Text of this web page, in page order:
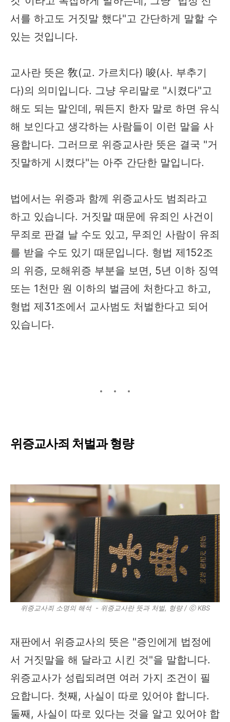
서를 하고도 거짓말 했다"고 간단하게 말할 수
있는 것입니다.
교사란 뜻은 敎(교. 가르치다) 唆(사. 부추기
다)의 의미입니다. 그냥 우리말로 "시켰다"고
해도 되는 말인데, 뭐든지 한자 말로 하면 유식
해 보인다고 생각하는 사람들이 이런 말을 사
용합니다. 그러므로 위증교사란 뜻은 결국 "거
짓말하게 시켰다"는 아주 간단한 말입니다.
법에서는 위증과 함께 위증교사도 범죄라고
하고 있습니다. 거짓말 때문에 유죄인 사건이
무죄로 판결 날 수도 있고, 무죄인 사람이 유죄
를 받을 수도 있기 때문입니다. 형법 제152조
의 위증, 모해위증 부분을 보면, 5년 이하 징역
또는 1천만 원 이하의 벌금에 처한다고 하고,
형법 제31조에서 교사범도 처벌한다고 되어
있습니다.
위증교사죄 처벌과 형량
위증교사죄 소명의 해석 - 위증교사란 뜻과 처벌, 형량 / ⓒ KBS
재판에서 위증교사의 뜻은 "증인에게 법정에
서 거짓말을 해 달라고 시킨 것"을 말합니다.
위증교사가 성립되려면 여러 가지 조건이 필
요합니다. 첫째, 사실이 따로 있어야 합니다.
둘째, 사실이 따로 있다는 것을 알고 있어야 합